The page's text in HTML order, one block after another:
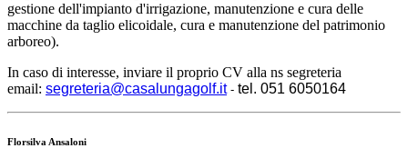
gestione dell'impianto d'irrigazione, manutenzione e cura delle
macchine da taglio elicoidale, cura e manutenzione del patrimonio
arboreo).
In caso di interesse, inviare il proprio CV alla ns segreteria
email: segreteria@casalungagolf.it - tel. 051 6050164
Florsilva Ansaloni